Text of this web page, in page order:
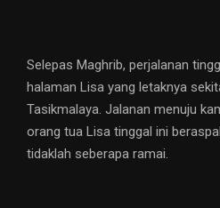
Selepas Maghrib, perjalanan
halaman Lisa yang letaknya
Tasikmalaya. Jalanan menuju
orang tua Lisa tinggal ini
tidaklah seberapa ramai.